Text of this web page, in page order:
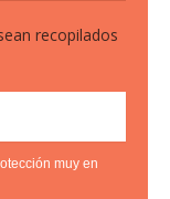
recopilados
muy en